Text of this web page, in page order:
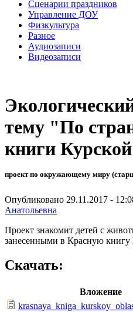
Сценарии праздников
Управление ДОУ
Физкультура
Разное
Аудиозаписи
Видеозаписи
тему "По
книги
проект по окружающему миру
Опубликовано 29.11.2017 -
Анатольевна
Проект знакомит детей с
занесенными в Красную книгу
Скачать:
Вложение